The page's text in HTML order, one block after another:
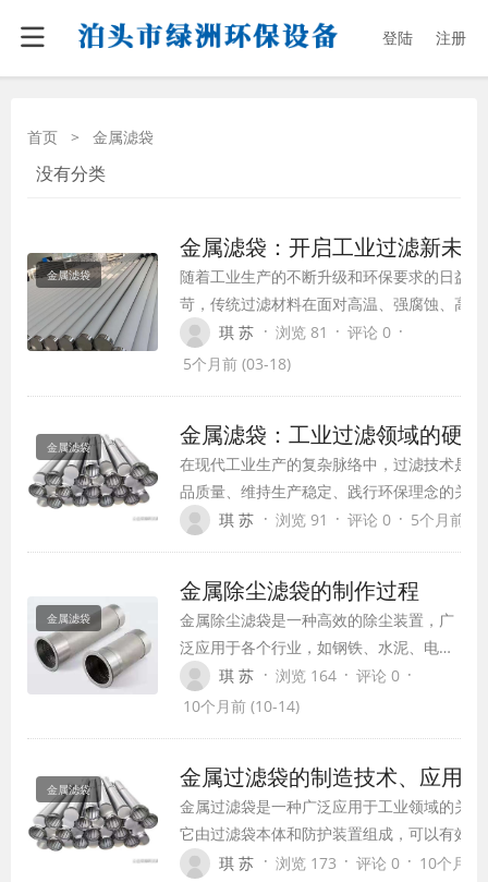
登陆 注册
首页 > 金属滤袋
没有分类
金属滤袋
金属滤袋：开启工业过滤新未来
随着工业生产的不断升级和环保要求的日益严
苛，传统过滤材料在面对高温、强腐蚀、高精
度过滤等复杂工况时，逐渐显得力不从心。金
属滤袋的出现，如同一场技术革新，为工业过
琪 苏 · 浏览 81 · 评论 0 ·
5个月前 (03-18)
金属滤袋 金属滤袋：工业过滤领域的硬
在现代工业生产的复杂脉络中，过滤技术是
品质量、维持生产稳定、践行环保理念的关
节。而金属滤袋，凭借其卓越的性能，逐渐
琪 苏 · 浏览 91 · 评论 0 · 5个月前
金属滤袋
金属除尘滤袋的制作过程
金属除尘滤袋是一种高效的除尘装置，广
泛应用于各个行业，如钢铁、水泥、电
力、化工等。它采用金属纤维滤材制作，
具有耐高温、耐腐蚀、低阻力、高过滤精
琪 苏 · 浏览 164 · 评论 0 ·
10个月前 (10-14)
金属滤袋 金属过滤袋的制造技术、应用
金属过滤袋是一种广泛应用于工业领域的关
它由过滤袋本体和防护装置组成，可以有效
铁屑进行过滤，起到提纯金属的效果。在金
琪 苏 · 浏览 173 · 评论 0 · 10个月前